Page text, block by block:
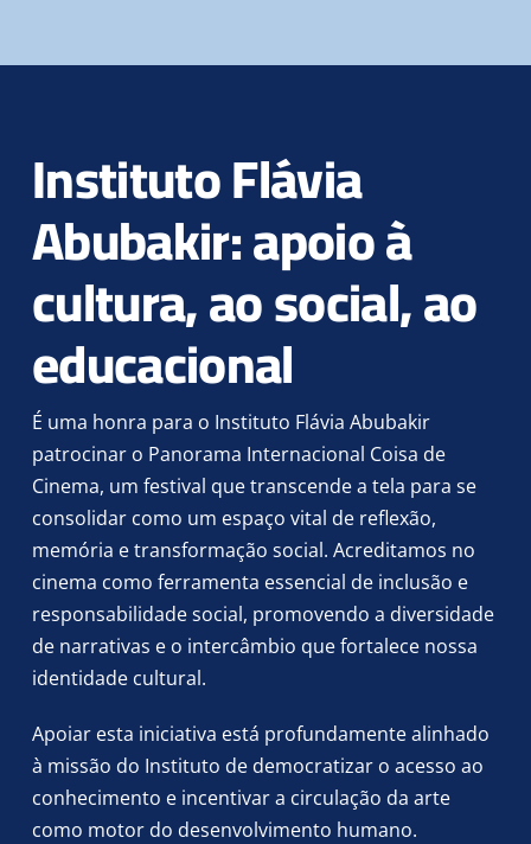
Instituto Flávia
Abubakir: apoio à
cultura, ao social, ao
educacional
É uma honra para o Instituto Flávia Abubakir
patrocinar o Panorama Internacional Coisa de
Cinema, um festival que transcende a tela para se
consolidar como um espaço vital de reflexão,
memória e transformação social. Acreditamos no
cinema como ferramenta essencial de inclusão e
responsabilidade social, promovendo a diversidade
de narrativas e o intercâmbio que fortalece nossa
identidade cultural.
Apoiar esta iniciativa está profundamente alinhado
à missão do Instituto de democratizar o acesso ao
conhecimento e incentivar a circulação da arte
como motor do desenvolvimento humano.